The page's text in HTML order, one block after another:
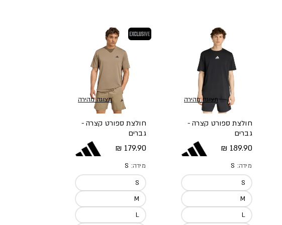
תצוגה מהירה
חולצת ספורט קצרה -
גברים
מחיר מלא
189.90 ₪
מידה: S
S
M
L
בלעדי
תצוגה מהירה
חולצת ספורט קצרה -
גברים
מחיר מלא
179.90 ₪
מידה: S
S
M
L